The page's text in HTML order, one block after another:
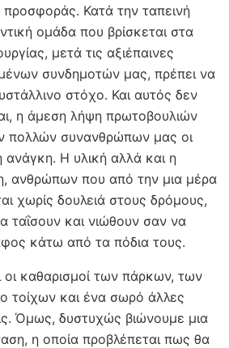
Κατά την ταπεινή
ομάδα που βρίσκεται στα
μετά τις αξιέπαινες
συνδημοτών μας, πρέπει να
στόχο. Και αυτός δεν
η άμεση λήψη πρωτοβουλιών
πολλών συνανθρώπων μας οι
ανάγκη. Η υλική αλλά και η
ανθρώπων που από την μια μέρα
χωρίς δουλειά στους δρόμους,
ταΐσουν και νιώθουν σαν να
κάτω από τα πόδια τους.
οι καθαρισμοί των πάρκων, των
τοίχων και ένα σωρό άλλες
Όμως, δυστυχώς βιώνουμε μια
η οποία προβλέπεται πως θα